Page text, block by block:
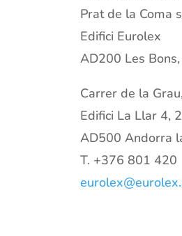
Prat de la Coma
Edifici Eurolex
AD200 Les
Carrer de la
Edifici La Llar 4,
AD500 Andorra
T. +376 801 420